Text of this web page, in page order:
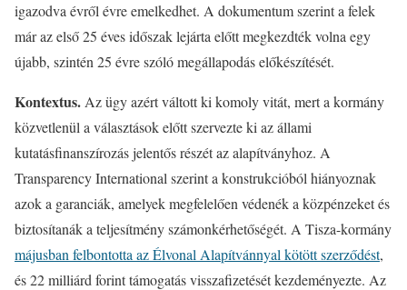
igazodva évről évre emelkedhet. A dokumentum szerint a felek
már az első 25 éves időszak lejárta előtt megkezdték volna egy
újabb, szintén 25 évre szóló megállapodás előkészítését.
Kontextus. Az ügy azért váltott ki komoly vitát, mert a kormány
közvetlenül a választások előtt szervezte ki az állami
kutatásfinanszírozás jelentős részét az alapítványhoz. A
Transparency International szerint a konstrukcióból hiányoznak
azok a garanciák, amelyek megfelelően védenék a közpénzeket és
biztosítanák a teljesítmény számonkérhetőségét. A Tisza-kormány
májusban felbontotta az Élvonal Alapítvánnyal kötött szerződést,
és 22 milliárd forint támogatás visszafizetését kezdeményezte. Az